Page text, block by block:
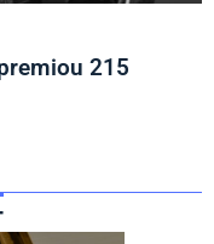
215